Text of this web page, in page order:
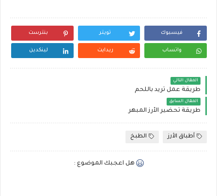
فيسبوك تويتر بنترست
واتساب ريدايت لينكدين
المقال التالي
طريقة عمل ثريد باللحم
المقال السابق
طريقة تحضير الأرز المبهر
أطباق الأرز الطبخ
هل اعجبك الموضوع :